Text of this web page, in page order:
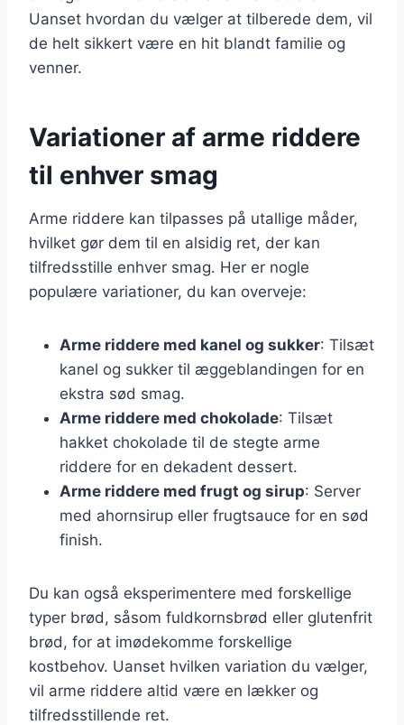
Uanset hvordan du vælger at tilberede dem, vil
de helt sikkert være en hit blandt familie og
venner.
Variationer af arme riddere
til enhver smag
Arme riddere kan tilpasses på utallige måder,
hvilket gør dem til en alsidig ret, der kan
tilfredsstille enhver smag. Her er nogle
populære variationer, du kan overveje:
Arme riddere med kanel og sukker: Tilsæt
kanel og sukker til æggeblandingen for en
ekstra sød smag.
Arme riddere med chokolade: Tilsæt
hakket chokolade til de stegte arme
riddere for en dekadent dessert.
Arme riddere med frugt og sirup: Server
med ahornsirup eller frugtsauce for en sød
finish.
Du kan også eksperimentere med forskellige
typer brød, såsom fuldkornsbrød eller glutenfrit
brød, for at imødekomme forskellige
kostbehov. Uanset hvilken variation du vælger,
vil arme riddere altid være en lækker og
tilfredsstillende ret.